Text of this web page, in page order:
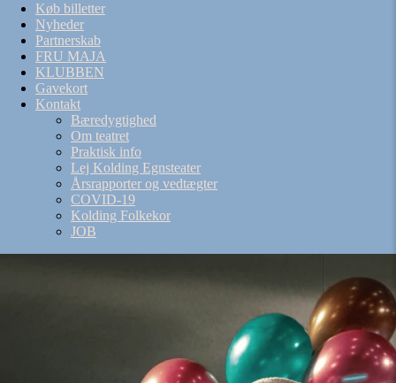
Køb billetter
Nyheder
Partnerskab
FRU MAJA
KLUBBEN
Gavekort
Kontakt
Bæredygtighed
Om teatret
Praktisk info
Lej Kolding Egnsteater
Årsrapporter og vedtægter
COVID-19
Kolding Folkekor
JOB